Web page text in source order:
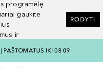
programėlę
gaukite
ir
RODYTI
PAŠTOMATUS IKI 08 09